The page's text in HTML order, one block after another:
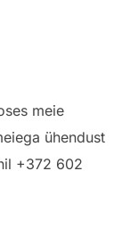
meie
ühendust
+372 602